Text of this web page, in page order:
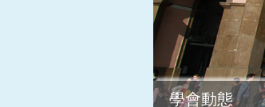
學會動態